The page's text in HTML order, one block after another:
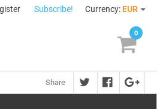
Subscribe! Currency: EUR
0
Share